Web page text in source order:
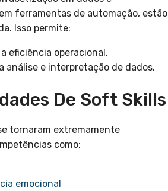
ferramentas de automação, estão
Isso permite:
eficiência operacional.
análise e interpretação de dados.
De Soft Skills
tornaram extremamente
como:
emocional